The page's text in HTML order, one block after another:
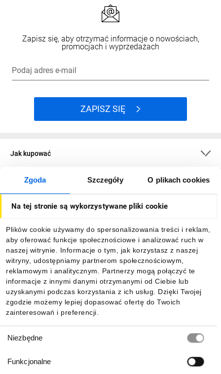
Zgoda Szczegóły O plikach cookies
Na tej stronie są wykorzystywane pliki cookie
Plików cookie używamy do spersonalizowania treści i reklam,
aby oferować funkcje społecznościowe i analizować ruch w
naszej witrynie. Informacje o tym, jak korzystasz z naszej
witryny, udostępniamy partnerom społecznościowym,
reklamowym i analitycznym. Partnerzy mogą połączyć te
informacje z innymi danymi otrzymanymi od Ciebie lub
uzyskanymi podczas korzystania z ich usług. Dzięki Twojej
zgodzie możemy lepiej dopasować ofertę do Twoich
zainteresowań i preferencji.
zgody
Niezbędne
Funkcjonalne
Zapisz się, aby otrzymać informacje o nowościach,
promocjach i wyprzedażach
Podaj adres e-mail
ZAPISZ SIĘ
Jak kupować
O firmie
Informacje
Pobierz naszą aplikację mobilną: